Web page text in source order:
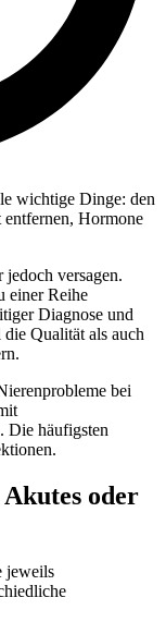
wichtige Dinge: den
Hormone
versagen.
einer Reihe
Diagnose und
Qualität als auch
bei
Die häufigsten
oder
jeweils